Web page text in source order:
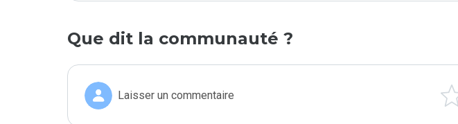
Que dit la communauté ?
Laisser un commentaire